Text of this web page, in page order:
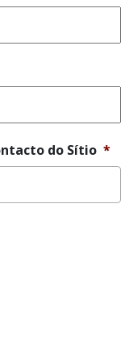
do Sítio *